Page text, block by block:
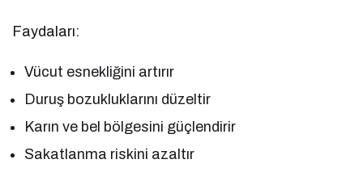
Faydaları:
Vücut esnekliğini artırır
Duruş bozukluklarını düzeltir
Karın ve bel bölgesini güçlendirir
Sakatlanma riskini azaltır